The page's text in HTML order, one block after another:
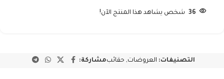
36 شخص يشاهد هذا المنتج الآن!
التصنيفات: العروضات, حقائبمشاركة: